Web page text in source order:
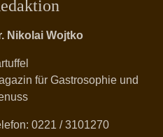
Nikolai Wojtko
für Gastrosophie und
0221 / 3101270